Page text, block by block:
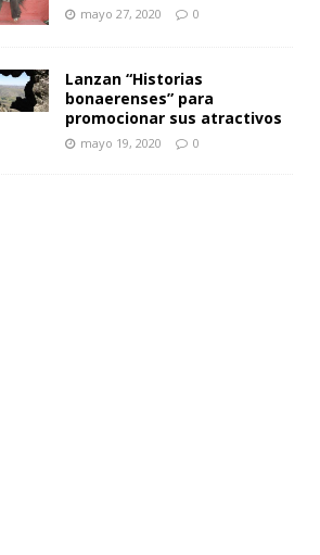
mayo 27, 2020 0
Lanzan “Historias
bonaerenses” para
promocionar sus atractivos
mayo 19, 2020 0